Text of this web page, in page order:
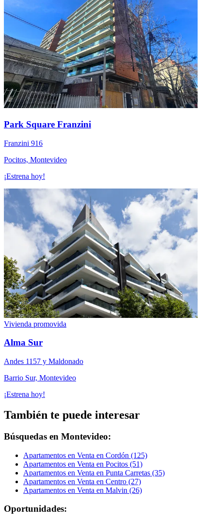
Park Square Franzini
Franzini 916
Pocitos, Montevideo
¡Estrena hoy!
Vivienda promovida
Alma Sur
Andes 1157 y Maldonado
Barrio Sur, Montevideo
¡Estrena hoy!
También te puede interesar
Búsquedas en Montevideo:
Apartamentos en Venta en Cordón (125)
Apartamentos en Venta en Pocitos (51)
Apartamentos en Venta en Punta Carretas (35)
Apartamentos en Venta en Centro (27)
Apartamentos en Venta en Malvin (26)
Oportunidades: